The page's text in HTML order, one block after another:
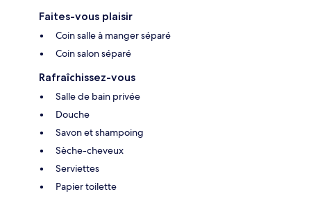
Faites-vous plaisir
Coin salle à manger séparé
Coin salon séparé
Rafraîchissez-vous
Salle de bain privée
Douche
Savon et shampoing
Sèche-cheveux
Serviettes
Papier toilette